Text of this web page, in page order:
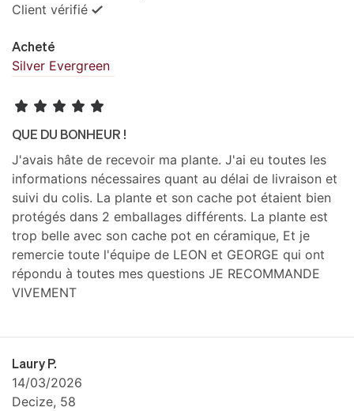
Client vérifié
Acheté
Silver Evergreen
QUE DU BONHEUR !
J'avais hâte de recevoir ma plante. J'ai eu toutes les
informations nécessaires quant au délai de livraison et
suivi du colis. La plante et son cache pot étaient bien
protégés dans 2 emballages différents. La plante est
trop belle avec son cache pot en céramique, Et je
remercie toute l'équipe de LEON et GEORGE qui ont
répondu à toutes mes questions JE RECOMMANDE
VIVEMENT
Laury P.
14/03/2026
Decize, 58